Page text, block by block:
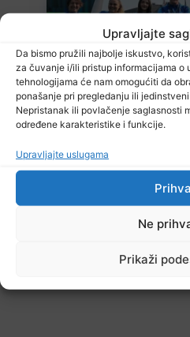
Upravljajte
Da bismo pružili najbolje iskustvo,
za čuvanje i/ili pristup informacijama o
tehnologijama će nam omogućiti da
ponašanje pri pregledanju ili
Nepristanak ili povlačenje saglasnosti
određene karakteristike i funkcije.
Upravljajte uslugama
Ne
Prikaži
5 Augusta, 2026
Počinje Svjetsko atletsko
TV